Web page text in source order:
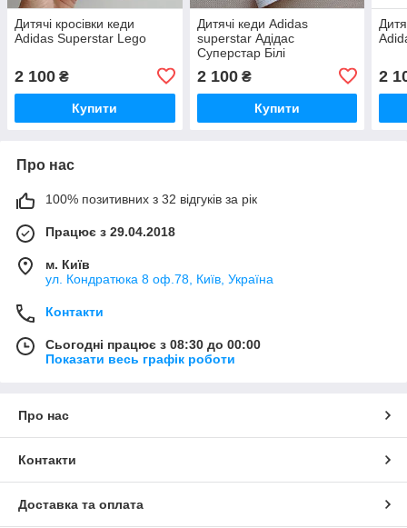
Дитячі кросівки кеди
Adidas Superstar Lego
2 100 ₴
Купити
Дитячі кеди Adidas
superstar Адідас
Суперстар Білі
2 100₴
Купити
2
Про нас
100% позитивних з 32 відгуків за рік
Працює з 29.04.2018
м. Київ
ул. Кондратюка 8 оф.78, Київ, Україна
Контакти
Сьогодні працює з 08:30 до 00:00
Показати весь графік роботи
Про нас
Контакти
Доставка та оплата